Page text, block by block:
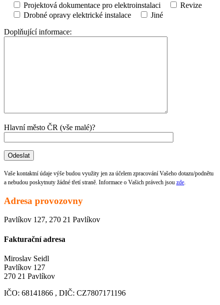
Projektová dokumentace pro elektroinstalaci
Revize
Drobné opravy elektrické instalace
Jiné
Doplňující informace:
Hlavní město ČR (vše malé)?
Vaše kontaktní údaje výše budou využity jen za účelem zpracování Vašeho dotazu/podnětu
a nebudou poskytnuty žádné třetí straně. Informace o Vašich právech jsou zde.
Adresa provozovny
Pavlíkov 127, 270 21 Pavlíkov
Fakturační adresa
Miroslav Seidl
Pavlíkov 127
270 21 Pavlíkov
IČO: 68141866 , DIČ: CZ7807171196